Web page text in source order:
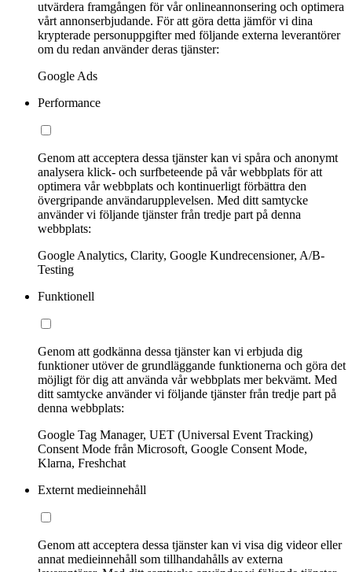
utvärdera framgången för vår onlineannonsering och optimera
vårt annonserbjudande. För att göra detta jämför vi dina
krypterade personuppgifter med följande externa leverantörer
om du redan använder deras tjänster:
Google Ads
Performance
Genom att acceptera dessa tjänster kan vi spåra och anonymt
analysera klick- och surfbeteende på vår webbplats för att
optimera vår webbplats och kontinuerligt förbättra den
övergripande användarupplevelsen. Med ditt samtycke
använder vi följande tjänster från tredje part på denna
webbplats:
Google Analytics, Clarity, Google Kundrecensioner, A/B-
Testing
Funktionell
Genom att godkänna dessa tjänster kan vi erbjuda dig
funktioner utöver de grundläggande funktionerna och göra det
möjligt för dig att använda vår webbplats mer bekvämt. Med
ditt samtycke använder vi följande tjänster från tredje part på
denna webbplats:
Google Tag Manager, UET (Universal Event Tracking)
Consent Mode från Microsoft, Google Consent Mode,
Klarna, Freshchat
Externt medieinnehåll
Genom att acceptera dessa tjänster kan vi visa dig videor eller
annat medieinnehåll som tillhandahålls av externa